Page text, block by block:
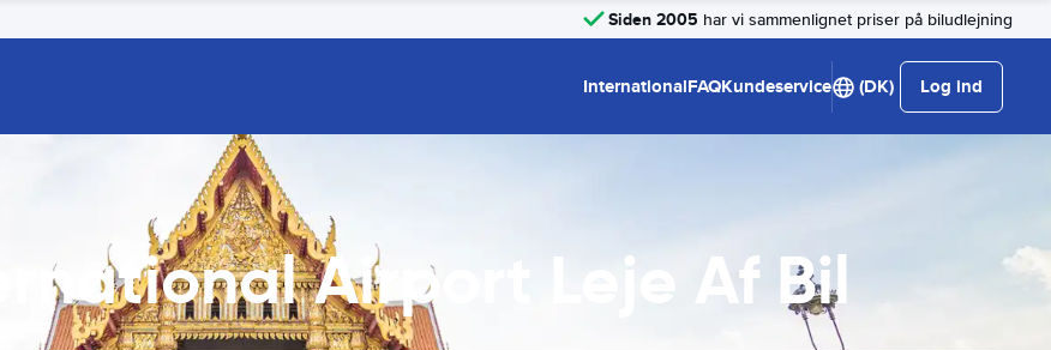
Siden 2005 har vi sammenlignet priser på biludlejning
InternationalFAQKundeservice (DK) Log ind
Airport Leje Af Bil